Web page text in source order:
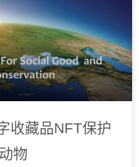
收藏品NFT保护
物